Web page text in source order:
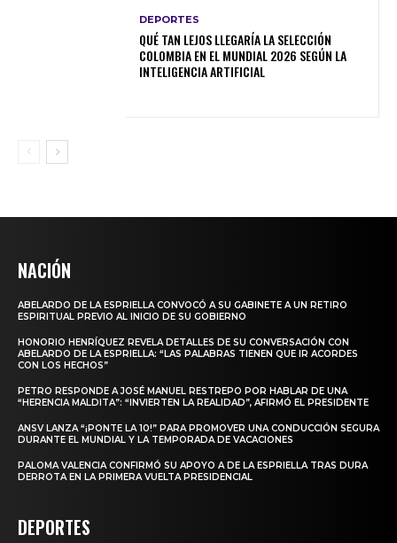
DEPORTES
QUÉ TAN LEJOS LLEGARÍA LA SELECCIÓN
COLOMBIA EN EL MUNDIAL 2026 SEGÚN LA
INTELIGENCIA ARTIFICIAL
NACIÓN
ABELARDO DE LA ESPRIELLA CONVOCÓ A SU GABINETE A UN RETIRO
ESPIRITUAL PREVIO AL INICIO DE SU GOBIERNO
HONORIO HENRÍQUEZ REVELA DETALLES DE SU CONVERSACIÓN CON
ABELARDO DE LA ESPRIELLA: “LAS PALABRAS TIENEN QUE IR ACORDES
CON LOS HECHOS”
PETRO RESPONDE A JOSÉ MANUEL RESTREPO POR HABLAR DE UNA
“HERENCIA MALDITA”: “INVIERTEN LA REALIDAD”, AFIRMÓ EL PRESIDENTE
ANSV LANZA “¡PONTE LA 10!” PARA PROMOVER UNA CONDUCCIÓN SEGURA
DURANTE EL MUNDIAL Y LA TEMPORADA DE VACACIONES
PALOMA VALENCIA CONFIRMÓ SU APOYO A DE LA ESPRIELLA TRAS DURA
DERROTA EN LA PRIMERA VUELTA PRESIDENCIAL
DEPORTES